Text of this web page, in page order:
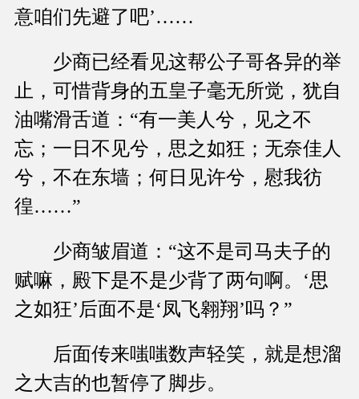
意咱们先避了吧’……
少商已经看见这帮公子哥各异的举
止，可惜背身的五皇子毫无所觉，犹自
油嘴滑舌道：“有一美人兮，见之不
忘；一日不见兮，思之如狂；无奈佳人
兮，不在东墙；何日见许兮，慰我彷
徨……”
少商皱眉道：“这不是司马夫子的
赋嘛，殿下是不是少背了两句啊。‘思
之如狂’后面不是‘凤飞翱翔’吗？”
后面传来嗤嗤数声轻笑，就是想溜
之大吉的也暂停了脚步。